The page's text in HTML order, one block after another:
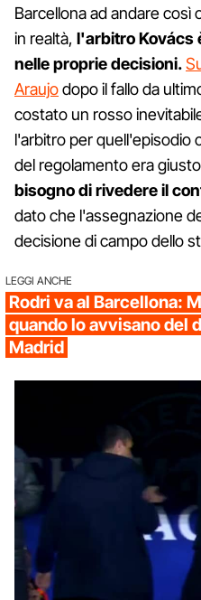
Barcellona ad andare così
in realtà, l'arbitro Kovács
nelle proprie decisioni.
Araujodopo il fallo da
costato un rosso
l'arbitro per quell'episodio
del regolamento era
bisogno di rivedere il
dato che l'assegnazione
decisione di campo dello
LEGGI ANCHE
Rodri va al Barcellona:
quando lo avvisano del
Madrid